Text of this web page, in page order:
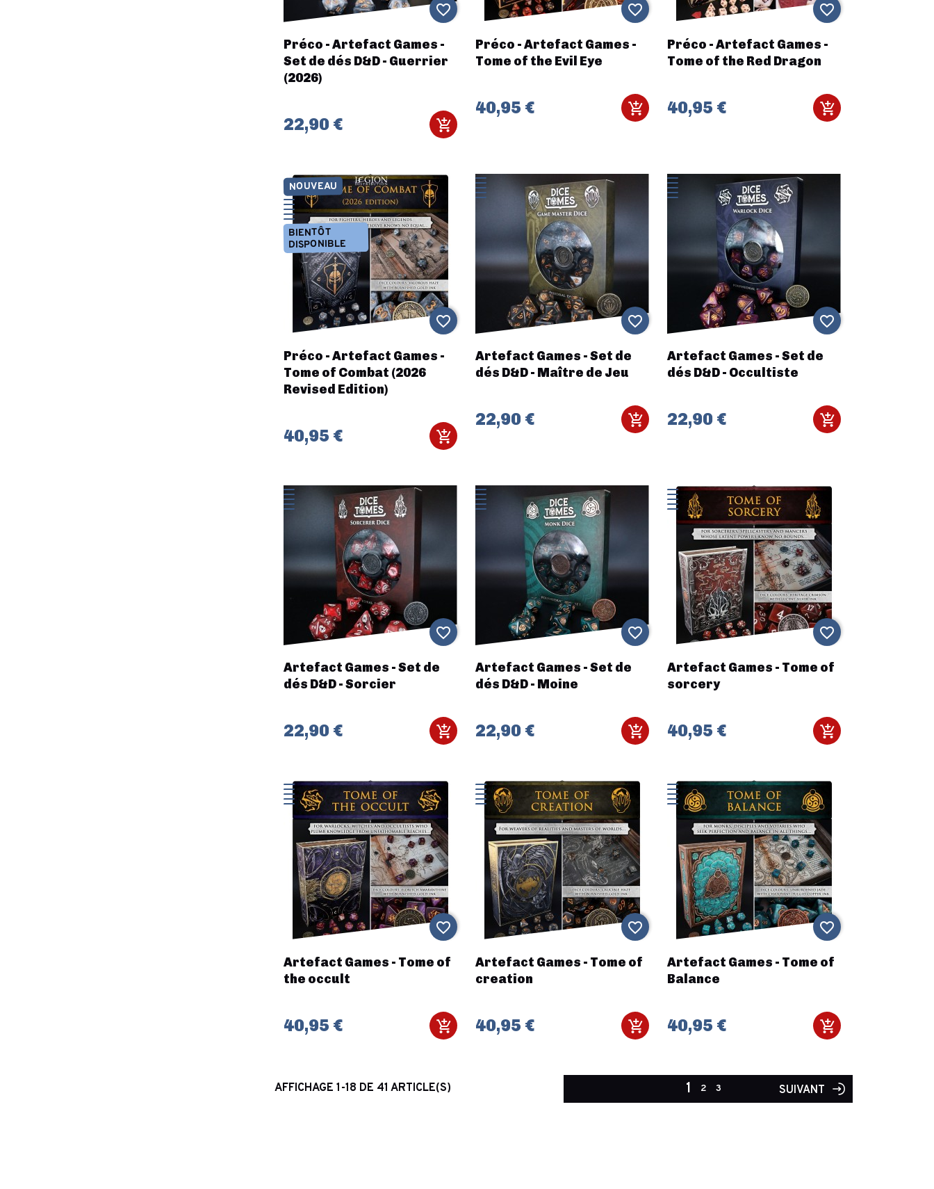
Préco - Artefact Games -
Set de dés D&D - Guerrier
(2026)
22,90 €
favorite_border
Préco - Artefact Games -
Tome of the Evil Eye
40,95 €
favorite_border
Préco - Artefact Games -
Tome of the Red Dragon
40,95 €
favorite_border
Préco - Artefact Games -
Tome of Combat (2026
Revised Edition)
40,95 €
NOUVEAU
BIENTÔT
DISPONIBLE
favorite_border
Artefact Games - Set de
dés D&D - Maître de Jeu
22,90 €
favorite_border
Artefact Games - Set de
dés D&D - Occultiste
22,90 €
favorite_border
Artefact Games - Set de
dés D&D - Sorcier
22,90 €
favorite_border
Artefact Games - Set de
dés D&D - Moine
22,90 €
favorite_border
Artefact Games - Tome of
sorcery
40,95 €
favorite_border
Artefact Games - Tome of
the occult
40,95 €
favorite_border
Artefact Games - Tome of
creation
40,95 €
favorite_border
Artefact Games - Tome of
Balance
40,95 €
favorite_border
AFFICHAGE 1-18 DE 41 ARTICLE(S) 1 2 3 SUIVANT